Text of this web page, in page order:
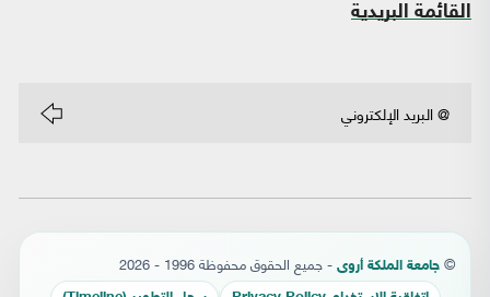
القائمة البريدية
© جامعة الملكة أروى - جميع الحقوق محفوظة 1996 - 2026